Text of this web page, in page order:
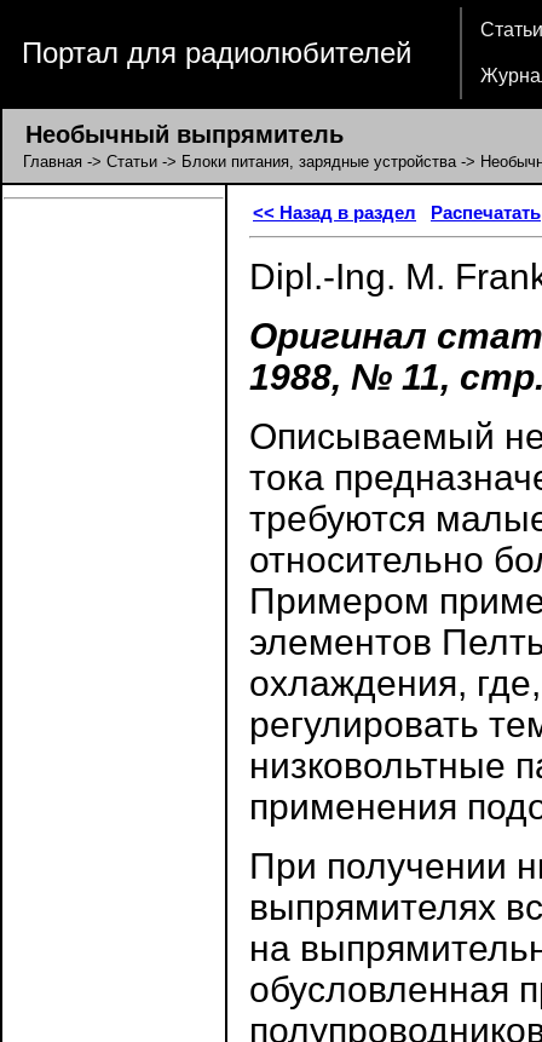
Портал для радиолюбителей
Статьи
Необычный выпрямитель
Главная -> Статьи -> Блоки питания, зарядные устройства->
<< Назад в раздел Распечатать
Dipl.-Ing. M.
Оригинал
1988, № 11,
Описываемый
тока
требуются
относительно
Примером
элементов
охлаждения,
регулировать
низковольтные
применения
При получении
выпрямителях
на
обусловленная